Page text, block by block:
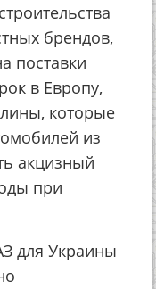
брендов,
поставки
в Европу,
которые
из
акцизный
при
для Украины